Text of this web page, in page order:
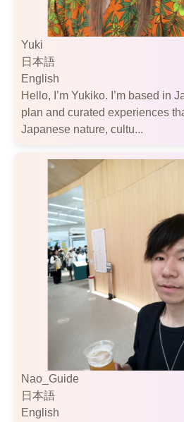
Yuki
日本語
English
Hello, I’m Yukiko. I’m based in
plan and curated experiences
Japanese nature, cultu...
Nao_Guide
日本語
English